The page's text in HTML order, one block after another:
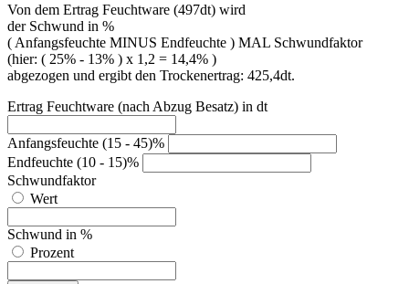
Von dem Ertrag Feuchtware (497dt) wird
der Schwund in %
( Anfangsfeuchte MINUS Endfeuchte ) MAL Schwundfaktor
(hier: ( 25% - 13% ) x 1,2 = 14,4% )
abgezogen und ergibt den Trockenertrag: 425,4dt.
Ertrag Feuchtware (nach Abzug Besatz) in dt
Anfangsfeuchte (15 - 45)%
Endfeuchte (10 - 15)%
Schwundfaktor
Wert
Schwund in %
Prozent